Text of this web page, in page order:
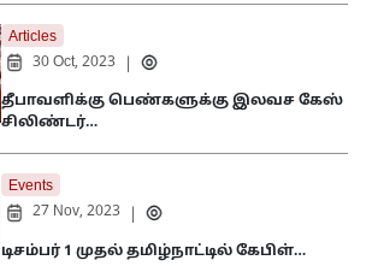
Articles
30 Oct, 2023
தீபாவளிக்கு பெண்களுக்கு இலவச கேஸ்
சிலிண்டர்…
Events
27 Nov, 2023
டிசம்பர் 1 முதல் தமிழ்நாட்டில் கேபிள்…